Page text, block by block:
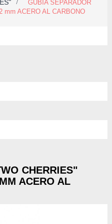
>
GUBIA SEPARADOR
mm ACERO AL CARBONO
CHERRIES"
ACERO AL